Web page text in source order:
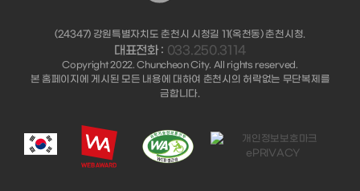
(24347) 강원특별자치도 춘천시 시청길 11(옥천동) 춘천시청.
대표전화 : 033.250.3114
Copyright 2022. Chuncheon City. All rights reserved.
본 홈페이지에 게시된 모든 내용에 대하여 춘천시의 허락없는 무단복제를
금합니다.